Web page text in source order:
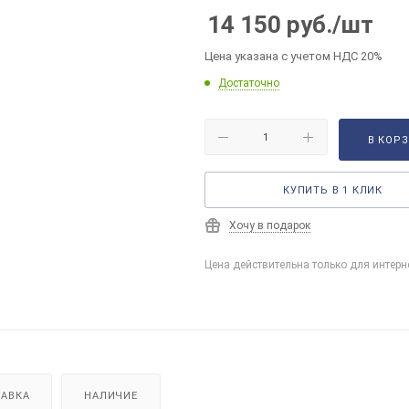
14 150 руб./шт
Цена указана с учетом НДС 20%
Достаточно
В
КУПИТЬ В 1 КЛИК
Хочу в подарок
Цена действительна только для
НАЛИЧИЕ